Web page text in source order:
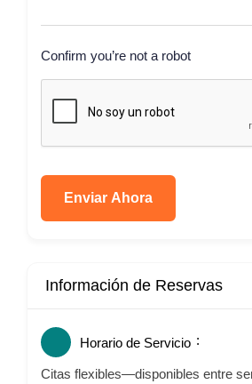
Confirm you’re not a robot
Enviar Ahora
Información de Reservas
Horario de Servicio
Citas flexibles—disponibles entre